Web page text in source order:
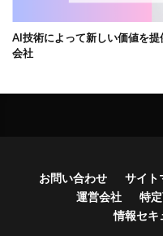
AI技術によって新しい価値を
会社
お問い合わせ サイト
運営会社
特
情報セキ